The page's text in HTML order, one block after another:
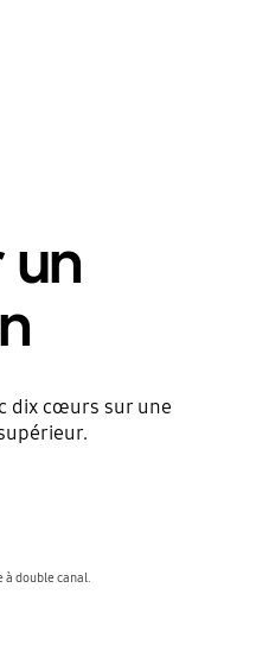
un
dix cœurs sur une
à double canal.